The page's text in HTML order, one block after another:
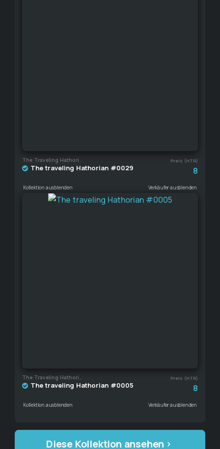
The Traveling Hathorian Preis (HTR)
The traveling Hathorian #0029 8
Kollektion ausblenden Verkäufer ausblenden
The Traveling Hathorian Preis (HTR)
The traveling Hathorian #0005 8
Kollektion ausblenden Verkäufer ausblenden
Diese Kollektion ansehen